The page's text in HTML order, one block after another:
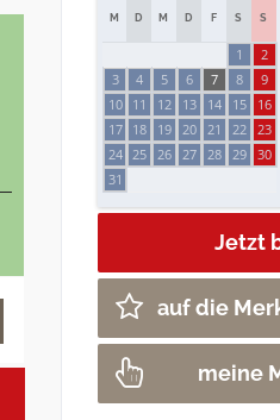
M D M D F S S
1
2
3
4 5 6 7 8
9
10
11 12 13 14 15
16
17
18 19 20 21 22 23
24 25 26 27 28 29 30
31
auf die
meine